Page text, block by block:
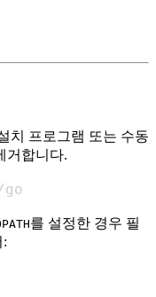
치 프로그램 또는 수동
거합니다.
를 설정한 경우 필
: